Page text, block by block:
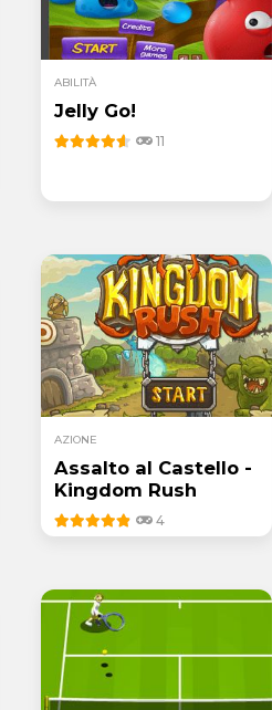
ABILITÀ
Jelly Go!
11
AZIONE
Assalto al Castello -
Kingdom Rush
4